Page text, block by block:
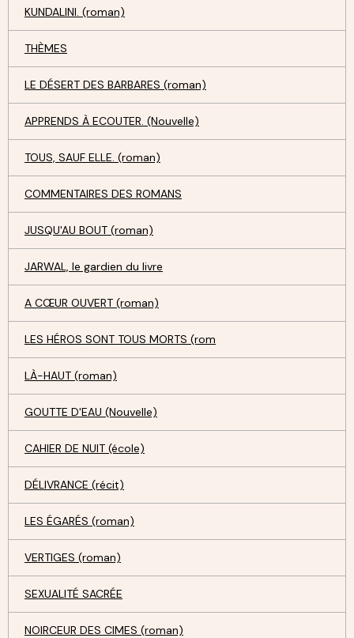
KUNDALINI. (roman)
THÈMES
LE DÉSERT DES BARBARES (roman)
APPRENDS À ECOUTER. (Nouvelle)
TOUS, SAUF ELLE. (roman)
COMMENTAIRES DES ROMANS
JUSQU'AU BOUT (roman)
JARWAL, le gardien du livre
A CŒUR OUVERT (roman)
LES HÉROS SONT TOUS MORTS (rom
LÀ-HAUT (roman)
GOUTTE D'EAU (Nouvelle)
CAHIER DE NUIT (école)
DÉLIVRANCE (récit)
LES ÉGARÉS (roman)
VERTIGES (roman)
SEXUALITÉ SACRÉE
NOIRCEUR DES CIMES (roman)